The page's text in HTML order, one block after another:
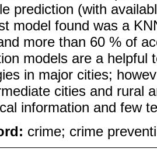
prediction (with
model found was a
more than 60 % of
models are a helpful
in major cities;
cities and rural
information and few
crime; crime